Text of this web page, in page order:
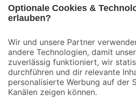
Der toom Newsletter: Keine Angebote und
Folge uns